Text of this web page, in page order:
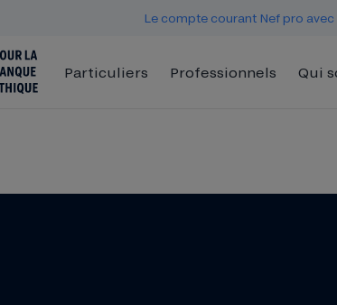
Le compte courant Nef pro
Particuliers Professionnels Qui